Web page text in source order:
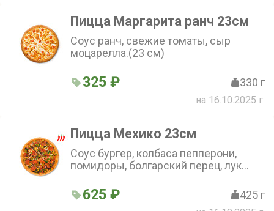
Пицца Маргарита ранч 23см
Соус ранч, свежие томаты, сыр
моцарелла.(23 см)
325 ₽ 330 г
на 16.10.2025 г.
Пицца Мехико 23см
Соуc бургер, колбаса пепперони,
помидоры, болгарский перец, лук
сыр моцарелла, перец халапеньо.(23
см)625 ₽ 425 г